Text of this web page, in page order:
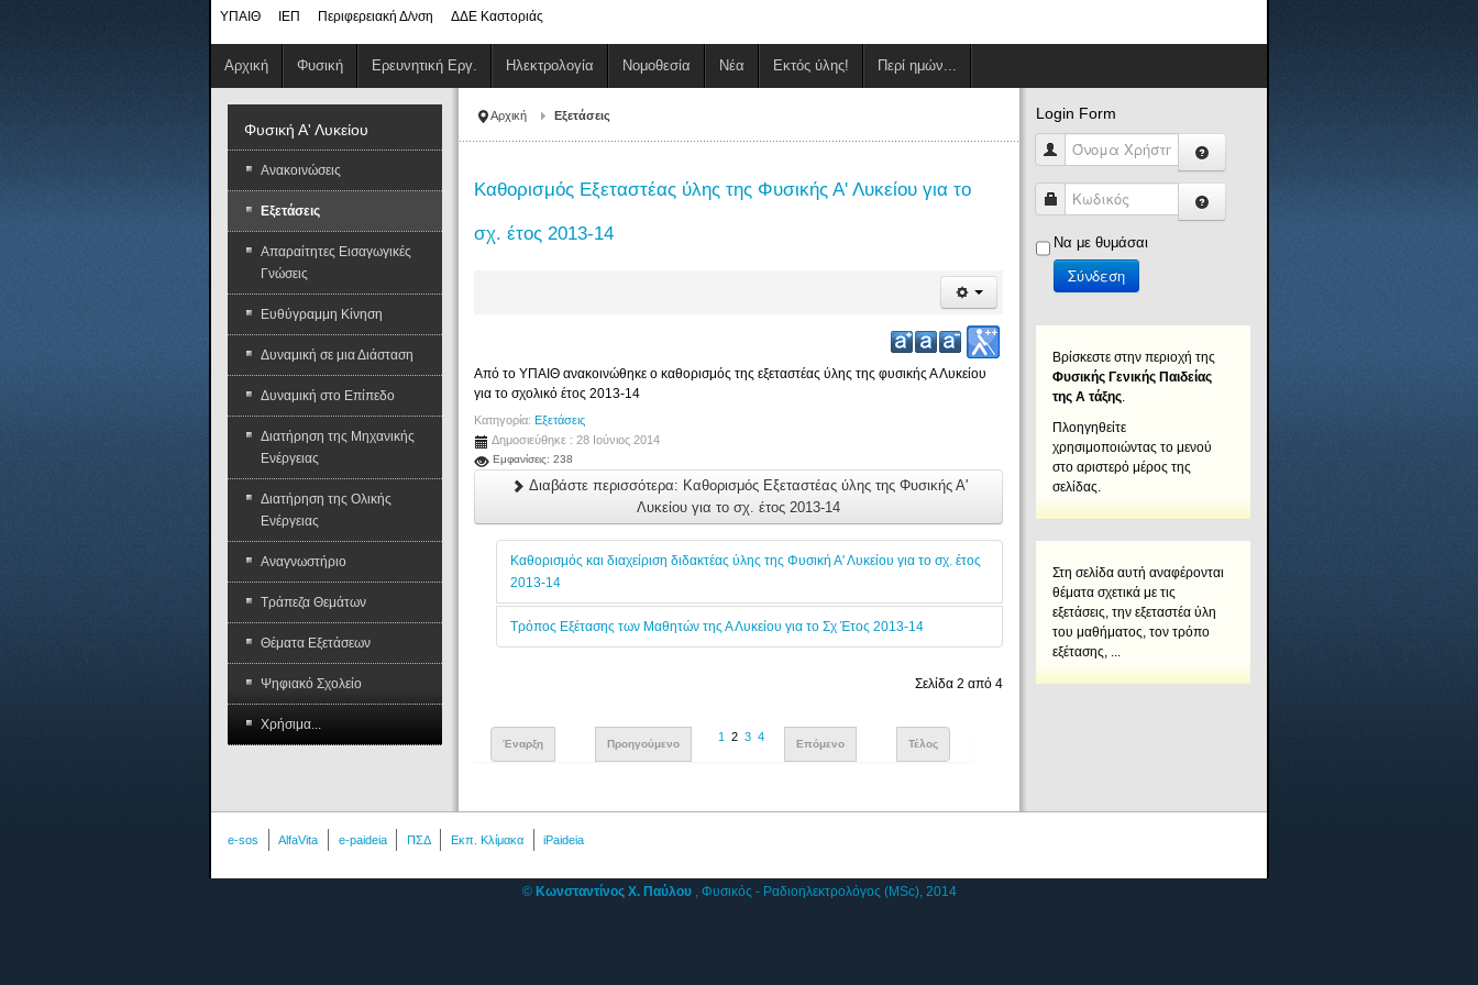
ΥΠΑΙΘ ΙΕΠ Περιφερειακή Δ/νση ΔΔΕ Καστοριάς
Αρχική Φυσική Ερευνητική Εργ. Ηλεκτρολογία Νομοθεσία Νέα Εκτός ύλης! Περί ημών...
Αρχική Εξετάσεις
Καθορισμός Εξεταστέας ύλης της Φυσικής Α' Λυκείου για το
σχ. έτος 2013-14
Από το ΥΠΑΙΘ ανακοινώθηκε ο καθορισμός της εξεταστέας ύλης της φυσικής Α Λυκείου
για το σχολικό έτος 2013-14
Κατηγορία:Εξετάσεις
Δημοσιεύθηκε : 28 Ιούνιος 2014
Εμφανίσεις: 238
Διαβάστε περισσότερα: Καθορισμός Εξεταστέας ύλης της Φυσικής Α'
Λυκείου για το σχ. έτος 2013-14
Καθορισμός και διαχείριση διδακτέας ύλης της Φυσική Α' Λυκείου για το σχ. έτος
2013-14
Τρόπος Εξέτασης των Μαθητών της Α Λυκείου για το Σχ Έτος 2013-14
Σελίδα 2 από 4
Έναρξη Προηγούμενο
1 2 3 4
Επόμενο Τέλος
Φυσική Α' Λυκείου
Ανακοινώσεις
Εξετάσεις
Απαραίτητες Εισαγωγικές
Γνώσεις
Ευθύγραμμη Κίνηση
Δυναμική σε μια Διάσταση
Δυναμική στο Επίπεδο
Διατήρηση της Μηχανικής
Ενέργειας
Διατήρηση της Ολικής
Ενέργειας
Αναγνωστήριο
Τράπεζα Θεμάτων
Θέματα Εξετάσεων
Ψηφιακό Σχολείο
Χρήσιμα...
Login Form
Όνομα Χρήστη
Κωδικός
Να με θυμάσαι
Σύνδεση
Βρίσκεστε στην περιοχή της
Φυσικής Γενικής Παιδείας
της Α τάξης.
Πλοηγηθείτε
χρησιμοποιώντας το μενού
στο αριστερό μέρος της
σελίδας.
Στη σελίδα αυτή αναφέρονται
θέματα σχετικά με τις
εξετάσεις, την εξεταστέα ύλη
του μαθήματος, τον τρόπο
εξέτασης, ...
e-sos AlfaVita e-paideia ΠΣΔ Εκπ. Κλίμακα iPaideia
© Κωνσταντίνος Χ. Παύλου , Φυσικός - Ραδιοηλεκτρολόγος (MSc), 2014